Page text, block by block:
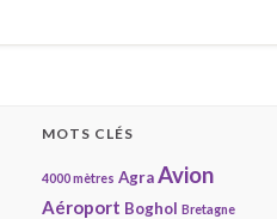
MOTS CLÉS
4000 mètres AgraAvion
Aéroport Boghol Bretagne